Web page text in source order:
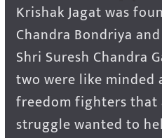
Krishak Jagat was
Chandra Bondriya
Shri Suresh Chandra
two were like
freedom fighters
struggle wanted to